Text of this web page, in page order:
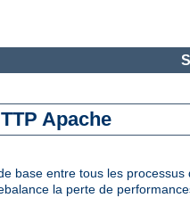
Apache
base entre tous les
la perte de